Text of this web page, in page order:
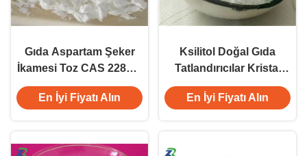
Gıda Aspartam Şeker
İkamesi Toz CAS 22839-
47-0
En İyi Fiyatı Alın
Ksilitol Doğal Gıda
Tatlandırıcılar Kristal
Toz CAS 87-99-0
En İyi Fiyatı Alın